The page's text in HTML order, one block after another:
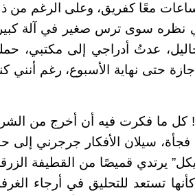
معًا كفريق، وعلى الرغم من
في نظره سوى ترس صغير في آلة
عدتُ أدراجي إلى مكتبي،
حتى نهاية الأسبوع، رغم أنني
كل ما فكرت فيه أن أخرج من
سيلان الأفكار جرجرني إلى
يرتدي قميصًا من القطيفة
تستعد للتحليق في أرجاء